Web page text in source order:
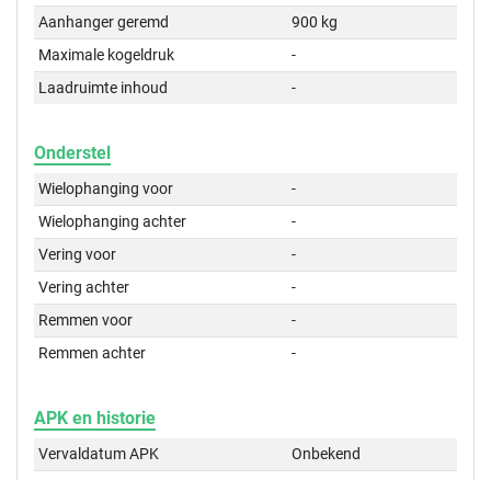
Aanhanger geremd
900 kg
Maximale kogeldruk
-
Laadruimte inhoud
-
Onderstel
Wielophanging voor
-
Wielophanging achter
-
Vering voor
-
Vering achter
-
Remmen voor
-
Remmen achter
-
APK en historie
Vervaldatum APK
Onbekend